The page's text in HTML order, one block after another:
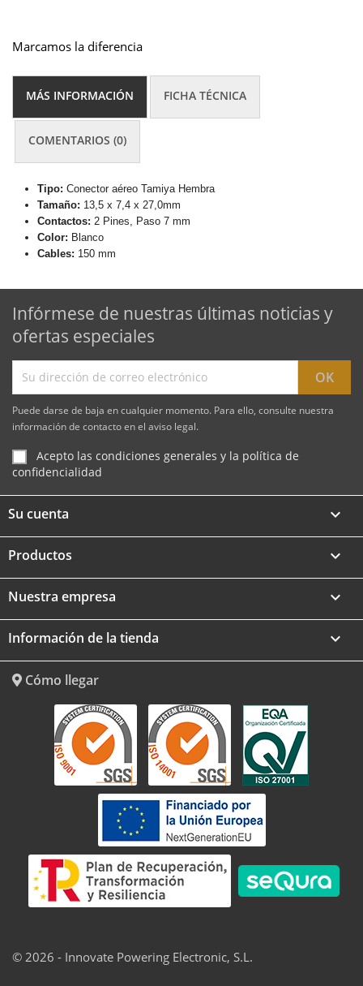
Marcamos la diferencia
MÁS INFORMACIÓN FICHA TÉCNICA
COMENTARIOS (0)
Tipo: Conector aéreo Tamiya Hembra
Tamaño: 13,5 x 7,4 x 27,0mm
Contactos: 2 Pines, Paso 7 mm
Color: Blanco
Cables: 150 mm
Infórmese de nuestras últimas noticias y
ofertas especiales
Puede darse de baja en cualquier momento. Para ello, consulte nuestra
información de contacto en el aviso legal.
Acepto las condiciones generales y la política de
confidencialidad
Su cuenta 
Productos 
Nuestra empresa 
Información de la tienda keyboard_arrow_down
Cómo llegar
© 2026 - Innovate Powering Electronic, S.L.